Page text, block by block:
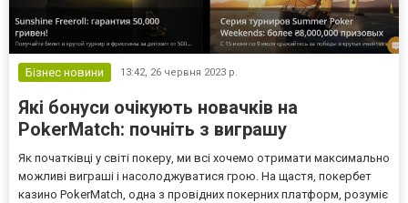
Бізнес новини 13:42, 26 червня 2023 р.
Які бонуси очікують новачків на
PokerMatch: почніть з виграшу
Як початківці у світі покеру, ми всі хочемо отримати максимально
можливі виграші і насолоджуватися грою. На щастя, покербет
казино PokerMatch, одна з провідних покерних платформ, розуміє